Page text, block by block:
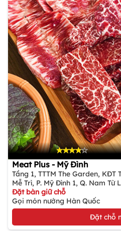
Meat Plus - Mỹ Đình
Tầng 1, TTTM The Garden,
Mễ Trì, P. Mỹ Đình 1, Q. Nam Từ
Đặt bàn giữ chỗ
Gọi món nướng Hàn Quốc
Đặt chỗ